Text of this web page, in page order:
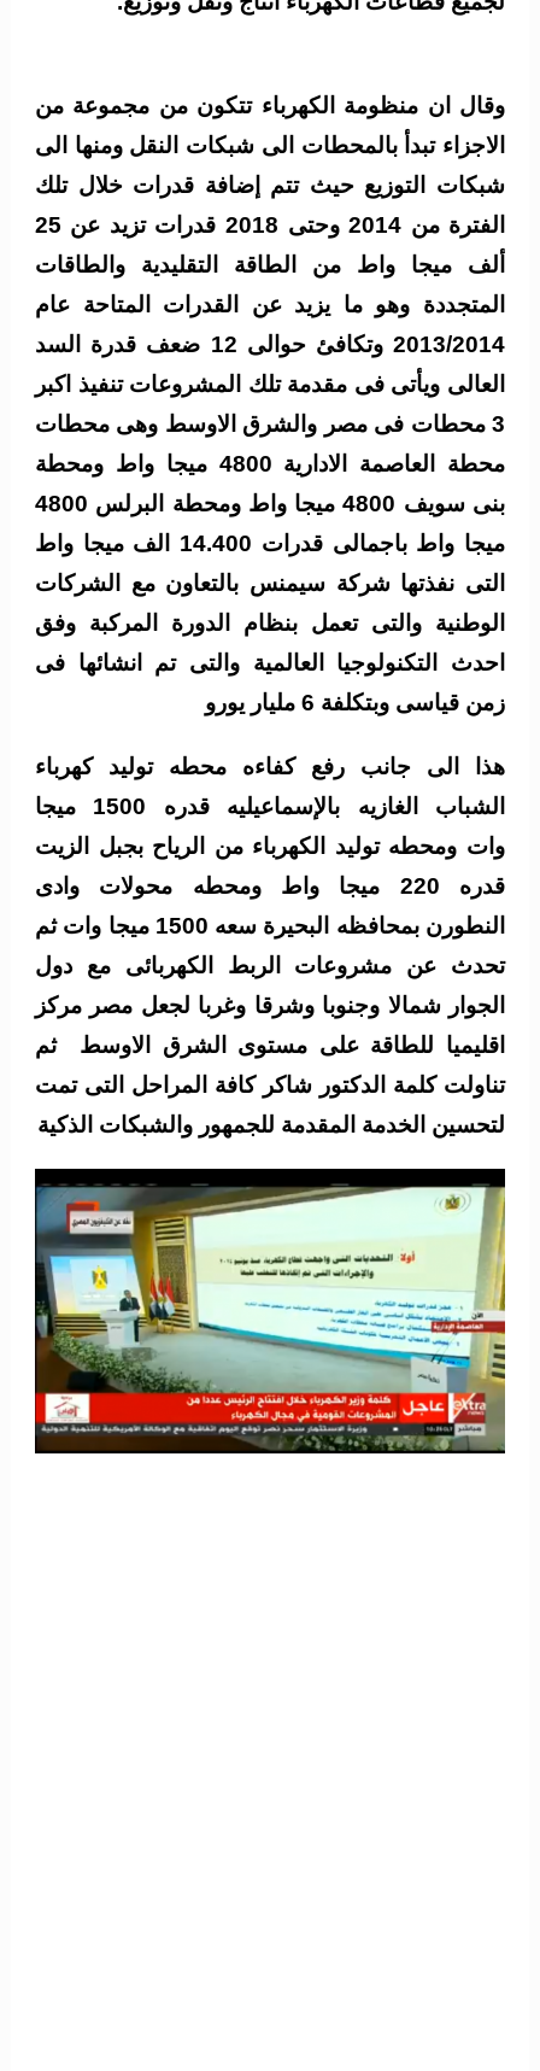
وقال ان منظومة الكهرباء تتكون من مجموعة من
الاجزاء تبدأ بالمحطات الى شبكات النقل ومنها الى
شبكات التوزيعحيث تتم إضافة قدرات خلال تلك
الفترة من 2014 وحتى 2018 قدرات تزيد عن 25
ألف ميجا واط من الطاقة التقليدية والطاقات
المتجددة وهو ما يزيد عن القدرات المتاحة عام
2013/2014 وتكافئ حوالى 12 ضعف قدرة السد
العالى ويأتى فى مقدمة تلك المشروعات تنفيذ اكبر
3 محطات فى مصر والشرق الاوسط وهى محطات
محطة العاصمة الادارية 4800 ميجا واط ومحطة
بنى سويف 4800 ميجا واط ومحطة البرلس 4800
ميجا واط باجمالى قدرات 14.400 الف ميجا واط
التى نفذتها شركة سيمنس بالتعاون مع الشركات
الوطنية والتى تعمل بنظام الدورة المركبة وفق
احدث التكنولوجيا العالمية والتى تم انشائها فى
زمن قياسى وبتكلفة 6 مليار يورو
هذا الى جانب رفع كفاءه محطه توليد كهرباء
الشباب الغازيه بالإسماعيليه قدره 1500 ميجا
وات ومحطه توليد الكهرباء من الرياح بجبل الزيت
قدره 220 ميجا واط ومحطه محولات وادى
النطورن بمحافظه البحيرة سعه 1500 ميجا وات
ثم
تحدث عن مشروعات الربط الكهربائى مع دول
الجوار شمالا وجنوبا وشرقا وغربا لجعل مصر مركز
اقليميا للطاقة على مستوى الشرق الاوسطثم
تناولت كلمة الدكتور شاكر كافة المراحل التى تمت
لتحسين الخدمة المقدمة للجمهور والشبكات الذكية